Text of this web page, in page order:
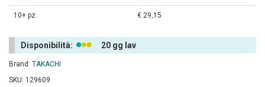
10+ pz. € 29,15
Disponibilità: 20 gg lav
Brand: TAKACHI
SKU: 129609